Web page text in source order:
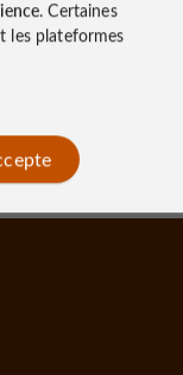
. Certaines
les plateformes